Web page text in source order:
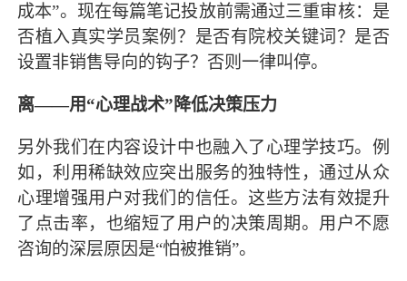
成本”。现在每篇笔记投放前需通过三重审核：是
否植入真实学员案例？是否有院校关键词？是否
设置非销售导向的钩子？否则一律叫停。
离——用“心理战术”降低决策压力
另外我们在内容设计中也融入了心理学技巧。例
如，利用稀缺效应突出服务的独特性，通过从众
心理增强用户对我们的信任。这些方法有效提升
了点击率，也缩短了用户的决策周期。用户不愿
咨询的深层原因是“怕被推销”。